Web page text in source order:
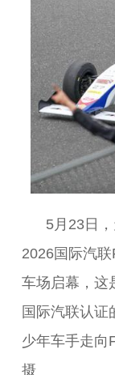
5月23日
2026国际汽
车场启幕，这
国际汽联认证
少年车手走向
摄